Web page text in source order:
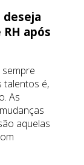
deseja
após
talentos é,
As
aquelas